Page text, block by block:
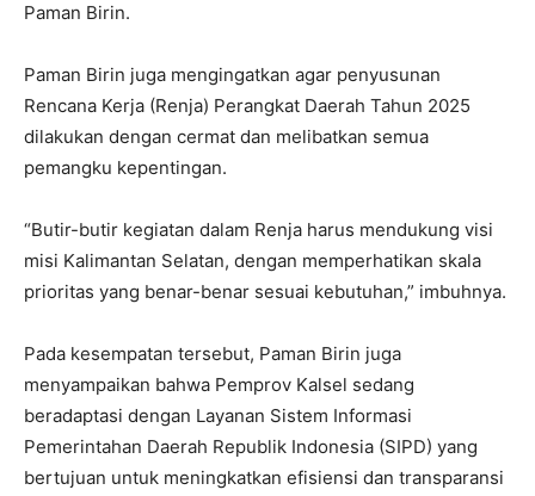
Paman Birin.
Paman Birin juga mengingatkan agar penyusunan
Rencana Kerja (Renja) Perangkat Daerah Tahun 2025
dilakukan dengan cermat dan melibatkan semua
pemangku kepentingan.
“Butir-butir kegiatan dalam Renja harus mendukung visi
misi Kalimantan Selatan, dengan memperhatikan skala
prioritas yang benar-benar sesuai kebutuhan,” imbuhnya.
Pada kesempatan tersebut, Paman Birin juga
menyampaikan bahwa Pemprov Kalsel sedang
beradaptasi dengan Layanan Sistem Informasi
Pemerintahan Daerah Republik Indonesia (SIPD) yang
bertujuan untuk meningkatkan efisiensi dan transparansi